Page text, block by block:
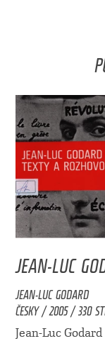
JEAN-LUC
JEAN-LUC GODARD
ČESKY / 2005 / 330
Jean-Luc